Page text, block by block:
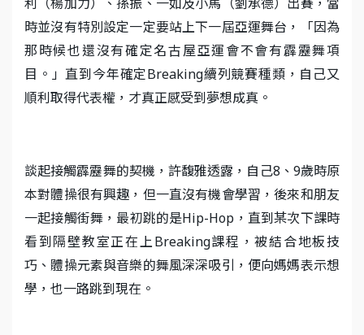
時並沒有特別設定一定要站上下一屆亞運舞台，「因為
那時候也還沒有確定名古屋亞運會不會有霹靂舞項
目。」直到今年確定Breaking續列競賽種類，自己又
順利取得代表權，才真正感受到夢想成真。
談起接觸霹靂舞的契機，許馥雅透露，自己8、9歲時原
本對體操很有興趣，但一直沒有機會學習，後來和朋友
一起接觸街舞，最初跳的是Hip-Hop，直到某次下課時
看到隔壁教室正在上Breaking課程，被結合地板技
巧、體操元素與音樂的舞風深深吸引，便向媽媽表示想
學，也一路跳到現在。